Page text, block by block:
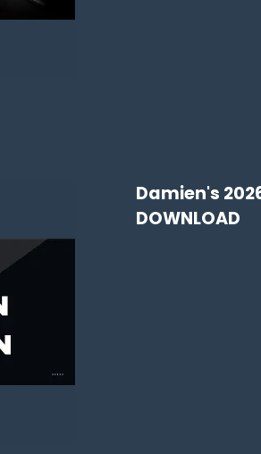
Damien's
DOWNLOAD